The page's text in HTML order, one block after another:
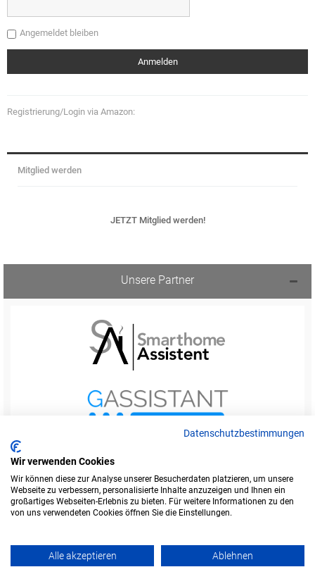
Angemeldet bleiben
Registrierung/Login via Amazon:
Mitglied werden
JETZT Mitglied werden!
Unsere Partner
Startseite Foren-Übersicht
Legende Kontakt
Werbung buchen
Datenschutzbestimmungen
Wir verwenden Cookies
Wir können diese zur Analyse unserer Besucherdaten platzieren, um unsere
Webseite zu verbessern, personalisierte Inhalte anzuzeigen und Ihnen ein
großartiges Webseiten-Erlebnis zu bieten. Für weitere Informationen zu den
von uns verwendeten Cookies öffnen Sie die Einstellungen.
Alle akzeptieren Ablehnen